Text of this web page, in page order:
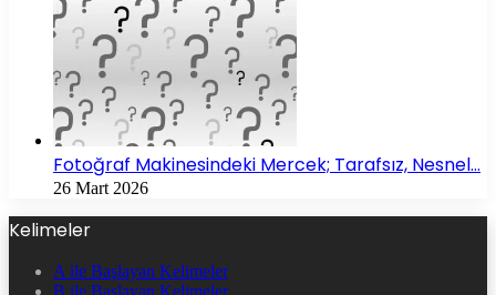
Fotoğraf Makinesindeki Mercek; Tarafsız, Nesnel…
26 Mart 2026
Kelimeler
A ile Başlayan Kelimeler
B ile Başlayan Kelimeler